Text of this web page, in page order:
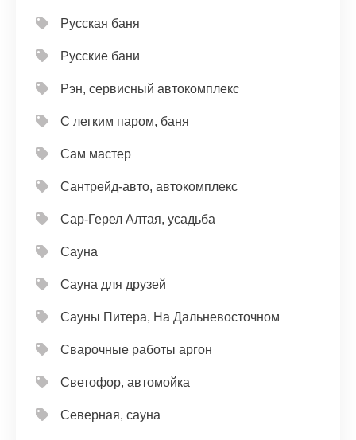
Русская баня
Русские бани
Рэн, сервисный автокомплекс
С легким паром, баня
Сам мастер
Сантрейд-авто, автокомплекс
Сар-Герел Алтая, усадьба
Сауна
Сауна для друзей
Сауны Питера, На Дальневосточном
Сварочные работы аргон
Светофор, автомойка
Северная, сауна